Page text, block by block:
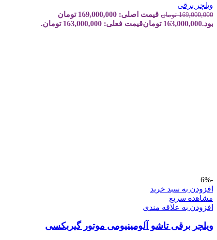
ویلچر برقی
169,000,000 تومان
قیمت اصلی: 169,000,000 تومان
بود.163,000,000 تومانقیمت فعلی: 163,000,000 تومان.
-6%
افزودن به سبد خرید
مشاهده سریع
افزودن به علاقه مندی
ویلچر برقی تاشو آلومینیومی موتور گیربکسی